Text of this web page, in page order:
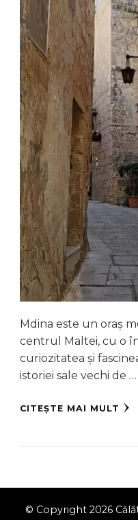
Mdina este un oraș
centrul Maltei, cu o
curiozitatea și
istoriei sale vechi de …
CITEȘTE MAI MULT
© Copyright 2026